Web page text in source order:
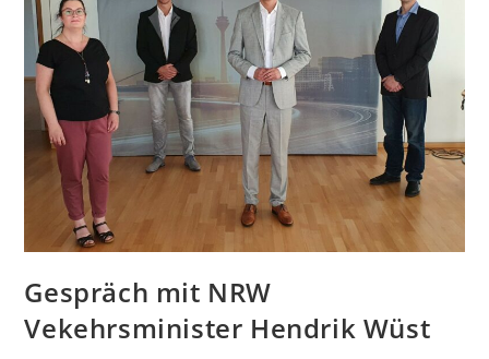
Gespräch mit NRW
Vekehrsminister Hendrik Wüst